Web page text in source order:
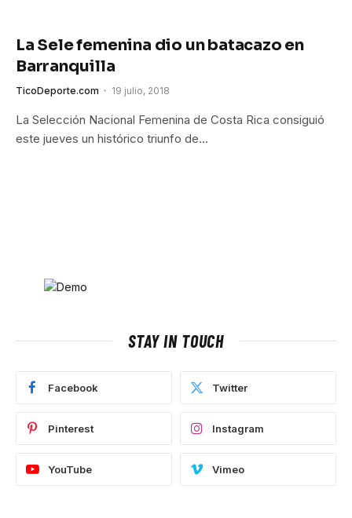
La Sele femenina dio un batacazo en
Barranquilla
TicoDeporte.com 19 julio, 2018
La Selección Nacional Femenina de Costa Rica consiguió
este jueves un histórico triunfo de…
STAY IN TOUCH
Facebook Twitter
Pinterest Instagram
YouTube Vimeo